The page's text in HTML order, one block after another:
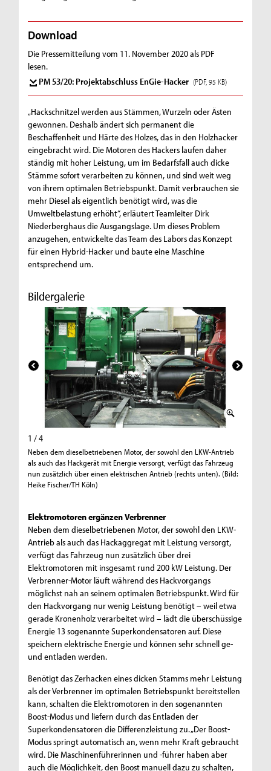
Download
Die Pressemitteilung vom 11. November 2020 als PDF
lesen.
PM 53/20: Projektabschluss EnGie-Hacker (PDF, 95 KB)
„Hackschnitzel werden aus Stämmen, Wurzeln oder Ästen
gewonnen. Deshalb ändert sich permanent die
Beschaffenheit und Härte des Holzes, das in den Holzhacker
eingebracht wird. Die Motoren des Hackers laufen daher
ständig mit hoher Leistung, um im Bedarfsfall auch dicke
Stämme sofort verarbeiten zu können, und sind weit weg
von ihrem optimalen Betriebspunkt. Damit verbrauchen sie
mehr Diesel als eigentlich benötigt wird, was die
Umweltbelastung erhöht“, erläutert Teamleiter Dirk
Niederberghaus die Ausgangslage. Um dieses Problem
anzugehen, entwickelte das Team des Labors das Konzept
für einen Hybrid-Hacker und baute eine Maschine
entsprechend um.
Bildergalerie
1 / 4
Neben dem dieselbetriebenen Motor, der sowohl den LKW-Antrieb
als auch das Hackgerät mit Energie versorgt, verfügt das Fahrzeug
nun zusätzlich über einen elektrischen Antrieb (rechts unten). (Bild:
Heike Fischer/TH Köln)
Elektromotoren ergänzen Verbrenner
Neben dem dieselbetriebenen Motor, der sowohl den LKW-
Antrieb als auch das Hackaggregat mit Leistung versorgt,
verfügt das Fahrzeug nun zusätzlich über drei
Elektromotoren mit insgesamt rund 200 kW Leistung. Der
Verbrenner-Motor läuft während des Hackvorgangs
möglichst nah an seinem optimalen Betriebspunkt. Wird für
den Hackvorgang nur wenig Leistung benötigt – weil etwa
gerade Kronenholz verarbeitet wird – lädt die überschüssige
Energie 13 sogenannte Superkondensatoren auf. Diese
speichern elektrische Energie und können sehr schnell ge-
und entladen werden.
Benötigt das Zerhacken eines dicken Stamms mehr Leistung
als der Verbrenner im optimalen Betriebspunkt bereitstellen
kann, schalten die Elektromotoren in den sogenannten
Boost-Modus und liefern durch das Entladen der
Superkondensatoren die Differenzleistung zu. „Der Boost-
Modus springt automatisch an, wenn mehr Kraft gebraucht
wird. Die Maschinenführerinnen und -führer haben aber
auch die Möglichkeit, den Boost manuell dazu zu schalten,